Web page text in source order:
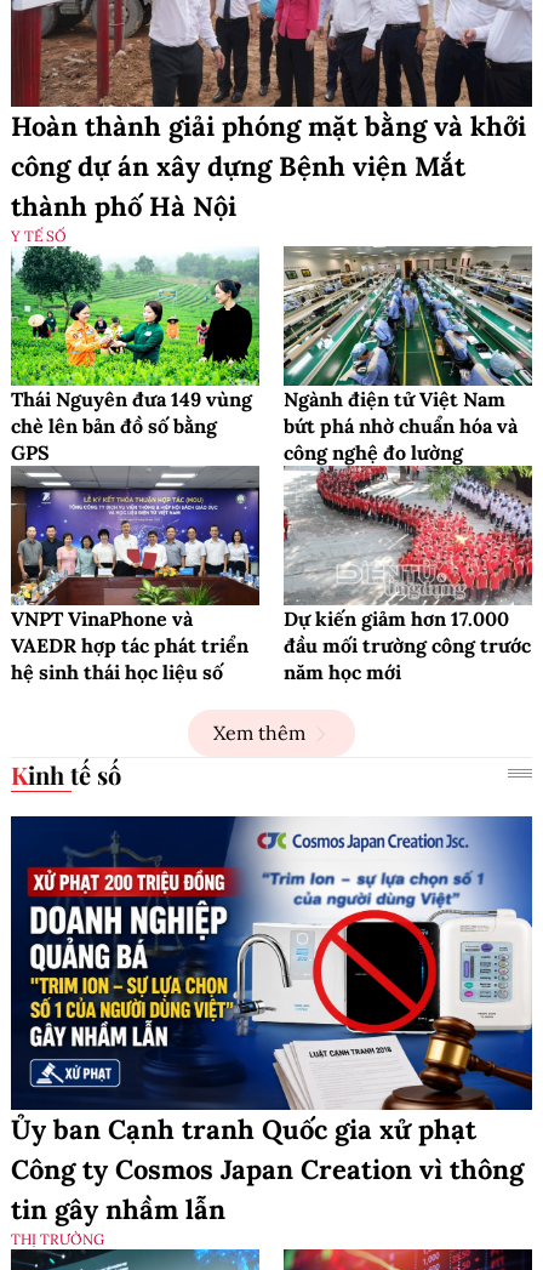
Hoàn thành giải phóng mặt bằng và khởi
công dự án xây dựng Bệnh viện Mắt
thành phố Hà Nội
Y TẾ SỐ
Thái Nguyên đưa 149 vùng
chè lên bản đồ số bằng
GPS
Ngành điện tử Việt Nam
bứt phá nhờ chuẩn hóa và
công nghệ đo lường
VNPT VinaPhone và
VAEDR hợp tác phát triển
hệ sinh thái học liệu số
Dự kiến giảm hơn 17.000
đầu mối trường công trước
năm học mới
Xem thêm
Kinh tế số
Ủy ban Cạnh tranh Quốc gia xử phạt
Công ty Cosmos Japan Creation vì thông
tin gây nhầm lẫn
THỊ TRƯỜNG